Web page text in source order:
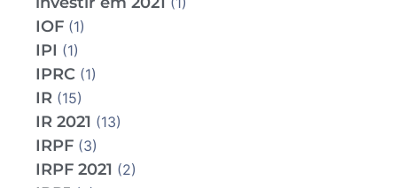
IOF (1)
IPI (1)
IPRC (1)
IR (15)
IR 2021 (13)
IRPF (3)
IRPF 2021 (2)